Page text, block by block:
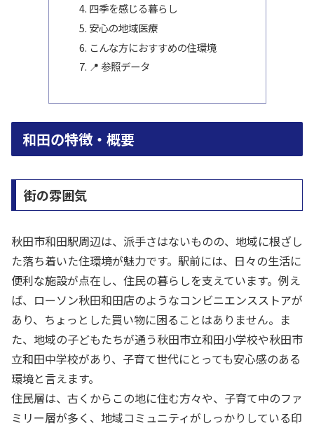
四季を感じる暮らし
安心の地域医療
こんな方におすすめの住環境
📍 参照データ
和田の特徴・概要
街の雰囲気
秋田市和田駅周辺は、派手さはないものの、地域に根ざし
た落ち着いた住環境が魅力です。駅前には、日々の生活に
便利な施設が点在し、住民の暮らしを支えています。例え
ば、ローソン秋田和田店のようなコンビニエンスストアが
あり、ちょっとした買い物に困ることはありません。ま
た、地域の子どもたちが通う秋田市立和田小学校や秋田市
立和田中学校があり、子育て世代にとっても安心感のある
環境と言えます。
住民層は、古くからこの地に住む方々や、子育て中のファ
ミリー層が多く、地域コミュニティがしっかりしている印